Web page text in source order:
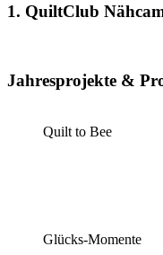
1. QuiltClub
Jahresprojekte &
Quilt to Bee
Glücks-Momente